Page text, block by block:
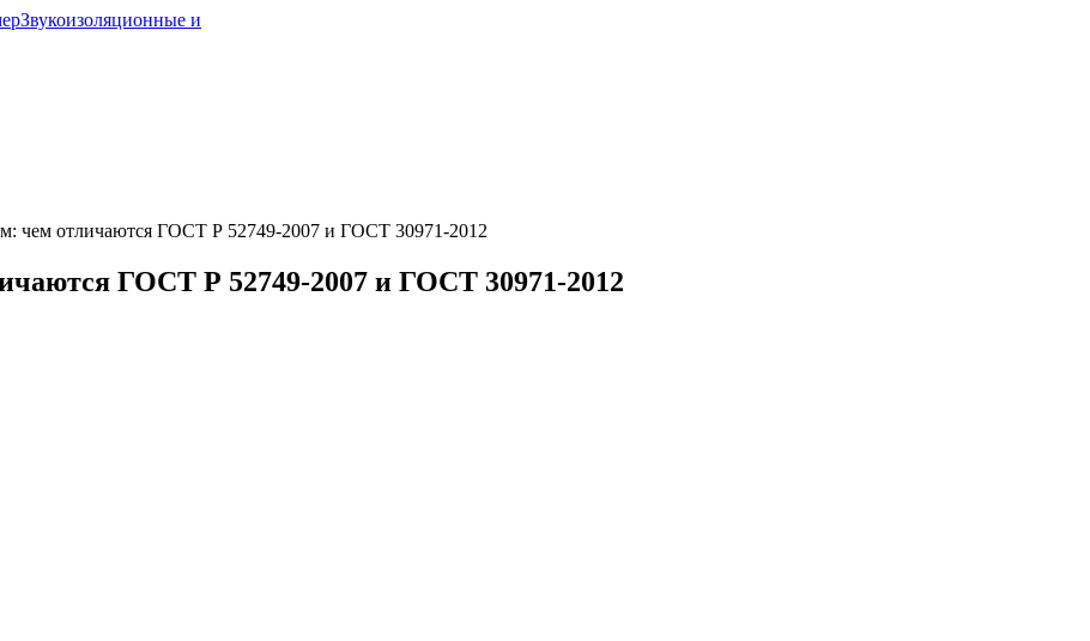
Звукоизоляционные и
отличаются ГОСТ Р 52749-2007 и ГОСТ 30971-2012
ГОСТ Р 52749-2007 и ГОСТ 30971-2012